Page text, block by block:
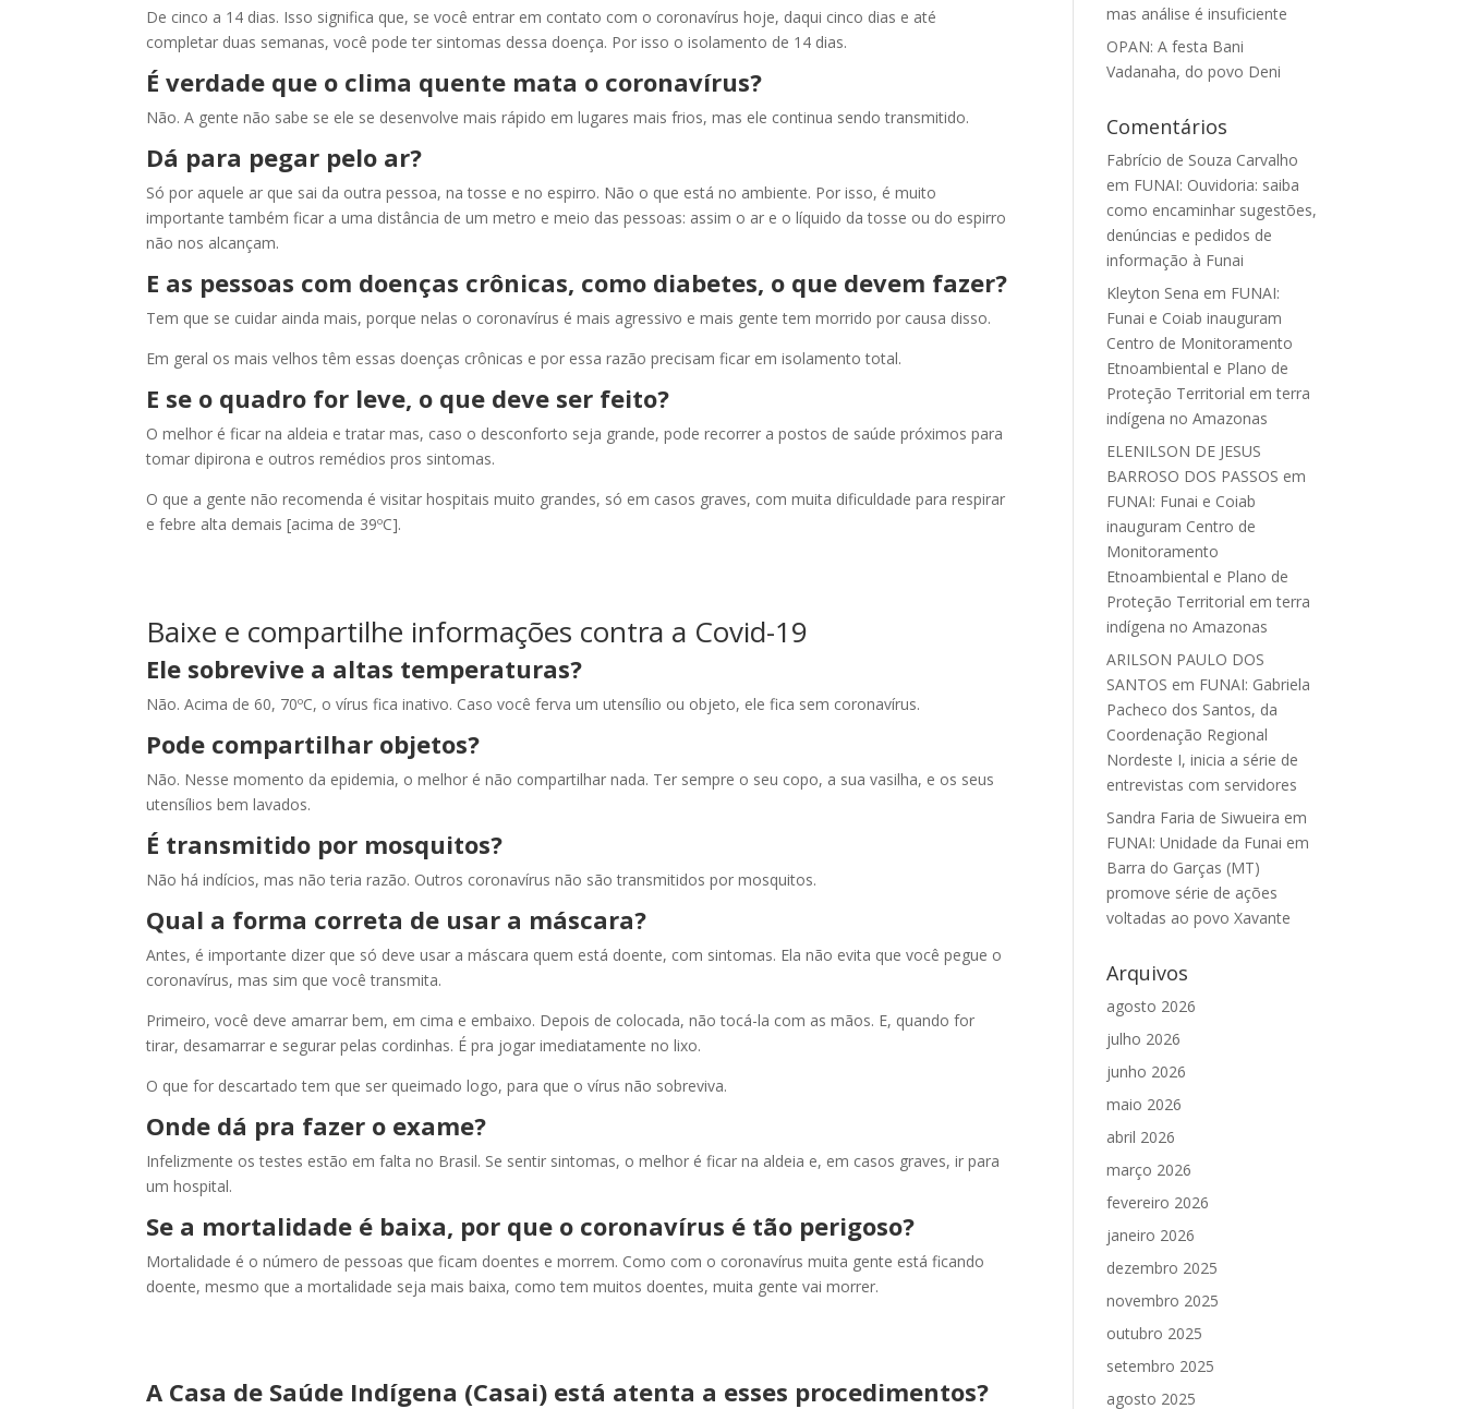
De cinco a 14 dias. Isso significa que, se você entrar em contato com o coronavírus hoje, daqui cinco dias e até
completar duas semanas, você pode ter sintomas dessa doença. Por isso o isolamento de 14 dias.
É verdade que o clima quente mata o coronavírus?
Não. A gente não sabe se ele se desenvolve mais rápido em lugares mais frios, mas ele continua sendo transmitido.
Dá para pegar pelo ar?
Só por aquele ar que sai da outra pessoa, na tosse e no espirro. Não o que está no ambiente. Por isso, é muito
importante também ficar a uma distância de um metro e meio das pessoas: assim o ar e o líquido da tosse ou do espirro
não nos alcançam.
E as pessoas com doenças crônicas, como diabetes, o que devem fazer?
Tem que se cuidar ainda mais, porque nelas o coronavírus é mais agressivo e mais gente tem morrido por causa disso.
Em geral os mais velhos têm essas doenças crônicas e por essa razão precisam ficar em isolamento total.
E se o quadro for leve, o que deve ser feito?
O melhor é ficar na aldeia e tratar mas, caso o desconforto seja grande, pode recorrer a postos de saúde próximos para
tomar dipirona e outros remédios pros sintomas.
O que a gente não recomenda é visitar hospitais muito grandes, só em casos graves, com muita dificuldade para respirar
e febre alta demais [acima de 39ºC].
Baixe e compartilhe informações contra a Covid-19
Ele sobrevive a altas temperaturas?
Não. Acima de 60, 70ºC, o vírus fica inativo. Caso você ferva um utensílio ou objeto, ele fica sem coronavírus.
Pode compartilhar objetos?
Não. Nesse momento da epidemia, o melhor é não compartilhar nada. Ter sempre o seu copo, a sua vasilha, e os seus
utensílios bem lavados.
É transmitido por mosquitos?
Não há indícios, mas não teria razão. Outros coronavírus não são transmitidos por mosquitos.
Qual a forma correta de usar a máscara?
Antes, é importante dizer que só deve usar a máscara quem está doente, com sintomas. Ela não evita que você pegue o
coronavírus, mas sim que você transmita.
Primeiro, você deve amarrar bem, em cima e embaixo. Depois de colocada, não tocá-la com as mãos. E, quando for
tirar, desamarrar e segurar pelas cordinhas. É pra jogar imediatamente no lixo.
O que for descartado tem que ser queimado logo, para que o vírus não sobreviva.
Onde dá pra fazer o exame?
Infelizmente os testes estão em falta no Brasil. Se sentir sintomas, o melhor é ficar na aldeia e, em casos graves, ir para
um hospital.
Se a mortalidade é baixa, por que o coronavírus é tão perigoso?
Mortalidade é o número de pessoas que ficam doentes e morrem. Como com o coronavírus muita gente está ficando
doente, mesmo que a mortalidade seja mais baixa, como tem muitos doentes, muita gente vai morrer.
A Casa de Saúde Indígena (Casai) está atenta a esses procedimentos?
mas análise é insuficiente
OPAN: A festa Bani
Vadanaha, do povo Deni
Comentários
Fabrício de Souza Carvalho
em FUNAI: Ouvidoria: saiba
como encaminhar sugestões,
denúncias e pedidos de
informação à Funai
Kleyton Sena em FUNAI:
Funai e Coiab inauguram
Centro de Monitoramento
Etnoambiental e Plano de
Proteção Territorial em terra
indígena no Amazonas
ELENILSON DE JESUS
BARROSO DOS PASSOS em
FUNAI: Funai e Coiab
inauguram Centro de
Monitoramento
Etnoambiental e Plano de
Proteção Territorial em terra
indígena no Amazonas
ARILSON PAULO DOS
SANTOS em FUNAI: Gabriela
Pacheco dos Santos, da
Coordenação Regional
Nordeste I, inicia a série de
entrevistas com servidores
Sandra Faria de Siwueira em
FUNAI: Unidade da Funai em
Barra do Garças (MT)
promove série de ações
voltadas ao povo Xavante
Arquivos
agosto 2026
julho 2026
junho 2026
maio 2026
abril 2026
março 2026
fevereiro 2026
janeiro 2026
dezembro 2025
novembro 2025
outubro 2025
setembro 2025
agosto 2025